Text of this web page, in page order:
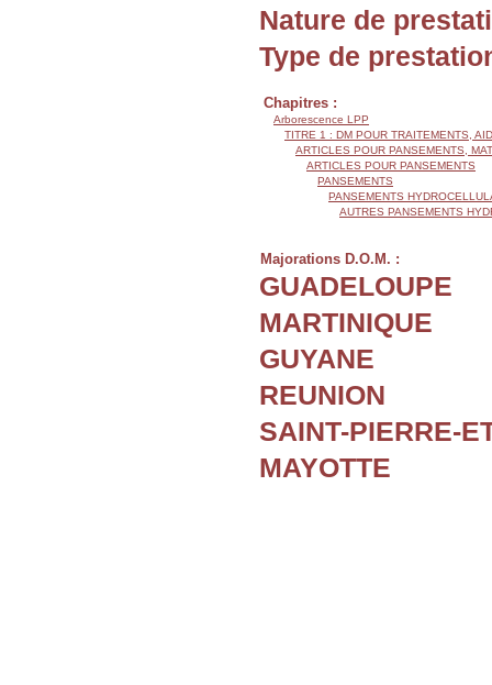
Nature de
Type de
Chapitres :
Arborescence LPP
TITRE 1 : DM POUR TRAITEMENTS,
ARTICLES POUR PANSEMENTS,
ARTICLES POUR PANSEMENTS
PANSEMENTS
PANSEMENTS
AUTRES PANSEMENTS
Majorations D.O.M. :
GUADELOUPE
MARTINIQUE
GUYANE
REUNION
SAINT-PIERRE-
MAYOTTE